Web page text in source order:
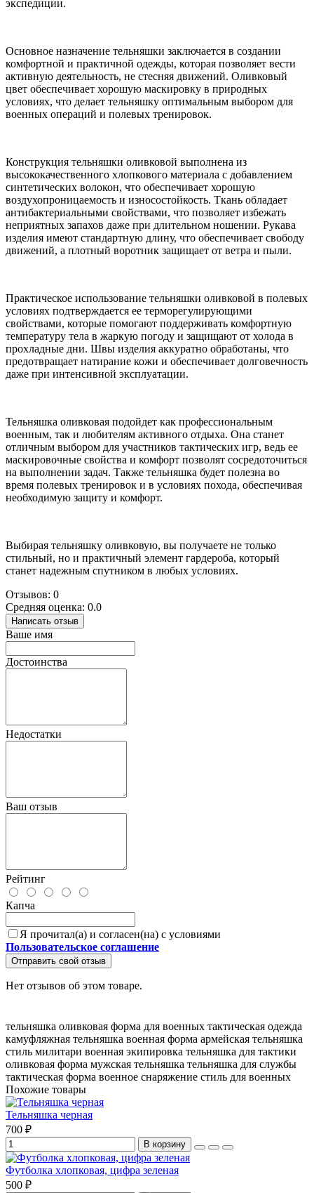
экспедиции.
Основное назначение тельняшки заключается в создании
комфортной и практичной одежды, которая позволяет вести
активную деятельность, не стесняя движений. Оливковый
цвет обеспечивает хорошую маскировку в природных
условиях, что делает тельняшку оптимальным выбором для
военных операций и полевых тренировок.
Конструкция тельняшки оливковой выполнена из
высококачественного хлопкового материала с добавлением
синтетических волокон, что обеспечивает хорошую
воздухопроницаемость и износостойкость. Ткань обладает
антибактериальными свойствами, что позволяет избежать
неприятных запахов даже при длительном ношении. Рукава
изделия имеют стандартную длину, что обеспечивает свободу
движений, а плотный воротник защищает от ветра и пыли.
Практическое использование тельняшки оливковой в полевых
условиях подтверждается ее терморегулирующими
свойствами, которые помогают поддерживать комфортную
температуру тела в жаркую погоду и защищают от холода в
прохладные дни. Швы изделия аккуратно обработаны, что
предотвращает натирание кожи и обеспечивает долговечность
даже при интенсивной эксплуатации.
Тельняшка оливковая подойдет как профессиональным
военным, так и любителям активного отдыха. Она станет
отличным выбором для участников тактических игр, ведь ее
маскировочные свойства и комфорт позволят сосредоточиться
на выполнении задач. Также тельняшка будет полезна во
время полевых тренировок и в условиях похода, обеспечивая
необходимую защиту и комфорт.
Выбирая тельняшку оливковую, вы получаете не только
стильный, но и практичный элемент гардероба, который
станет надежным спутником в любых условиях.
Отзывов: 0
Средняя оценка: 0.0
Написать отзыв
Ваше имя
Достоинства
Недостатки
Ваш отзыв
Рейтинг
Капча
Я прочитал(а) и согласен(на) с условиями
Пользовательское соглашение
Отправить свой отзыв
Нет отзывов об этом товаре.
тельняшка оливковая форма для военных тактическая одежда
камуфляжная тельняшка военная форма армейская тельняшка
стиль милитари военная экипировка тельняшка для тактики
оливковая форма мужская тельняшка тельняшка для службы
тактическая форма военное снаряжение стиль для военных
Похожие товары
Тельняшка черная
700 ₽
В корзину
Футболка хлопковая, цифра зеленая
500 ₽